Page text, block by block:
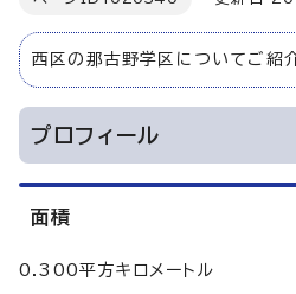
西区の那古野学区についてご紹介
プロフィール
面積
0.300平方キロメートル